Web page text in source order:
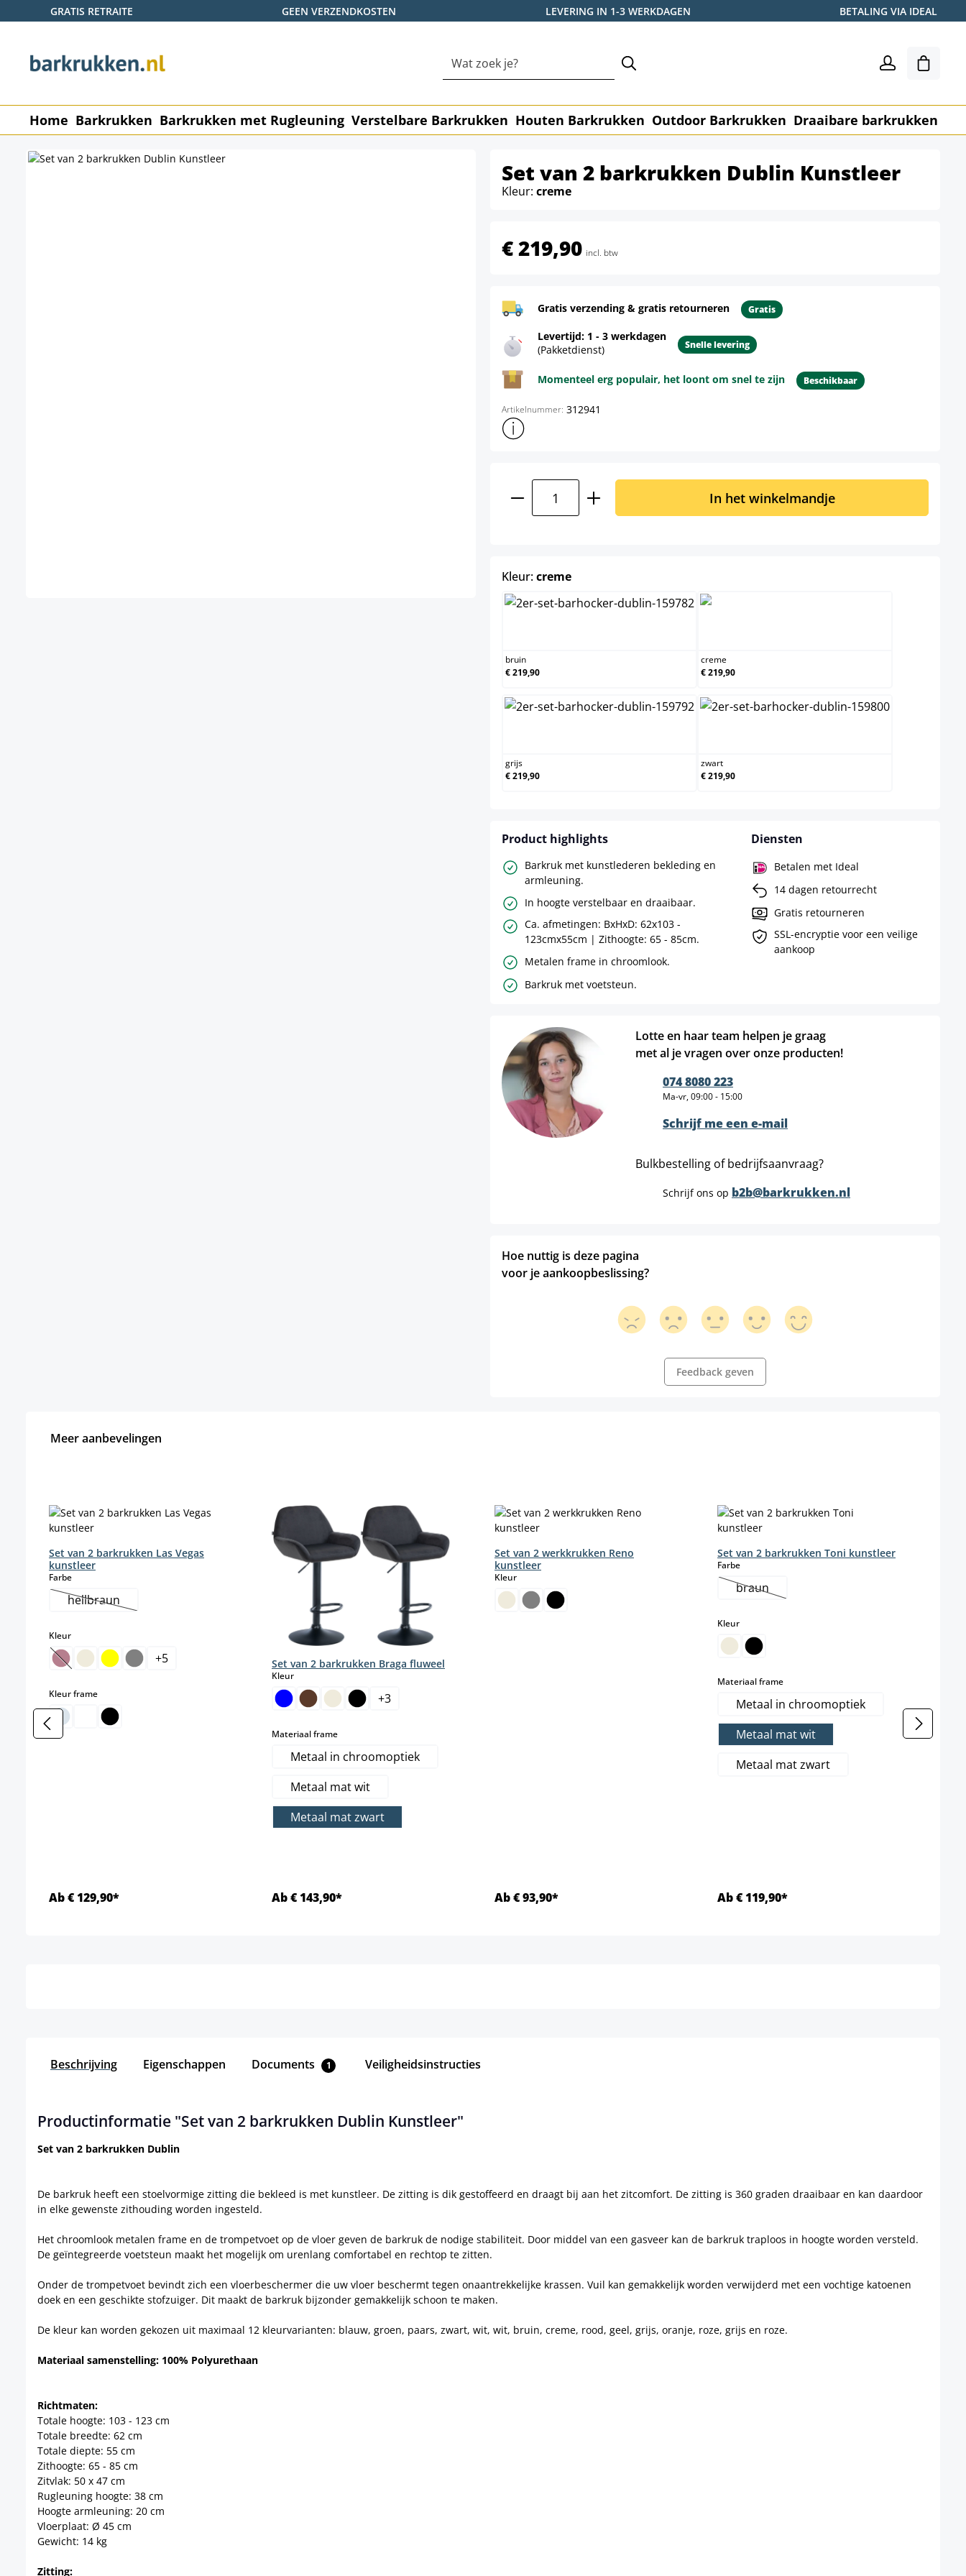
de hoofdinhoud
Ga naar de zoekopdracht
Ga naar de hoofdnavigatie
GRATIS RETRAITE GEEN VERZENDKOSTEN LEVERING IN 1-3 WERKDAGEN BETALING VIA IDEAL
Home Barkrukken Barkrukken met Rugleuning Verstelbare Barkrukken Houten Barkrukken Outdoor Barkrukken Draaibare barkrukken
Set van 2 barkrukken Dublin Kunstleer
Kleur: creme
€ 219,90 incl. btw
Gratis verzending & gratis retourneren Gratis
Levertijd: 1 - 3 werkdagen
(Pakketdienst)
Snelle levering
Momenteel erg populair, het loont om snel te zijn Beschikbaar
Artikelnummer: 312941
Toon meer productinformatie
Producthoeveelheid: Voer de gewenste hoeveelheid in
In het winkelmandje
Kleur:cremeselect
bruin
€ 219,90
creme
€ 219,90
grijs
€ 219,90
zwart
€ 219,90
Product highlights
Barkruk met kunstlederen bekleding en
armleuning.
In hoogte verstelbaar en draaibaar.
Ca. afmetingen: BxHxD: 62x103 -
123cmx55cm | Zithoogte: 65 - 85cm.
Metalen frame in chroomlook.
Barkruk met voetsteun.
Diensten
Betalen met Ideal
14 dagen retourrecht
Gratis retourneren
SSL-encryptie voor een veilige
aankoop
Lotte en haar team helpen je graag
met al je vragen over onze producten!
074 8080 223
Ma-vr, 09:00 - 15:00
Schrijf me een e-mail
Bulkbestelling of bedrijfsaanvraag?
Schrijf ons op b2b@barkrukken.nl
Hoe nuttig is deze pagina
voor je aankoopbeslissing?
Feedback geven
Meer aanbevelingen
Set van 2 barkrukken Las Vegas
kunstleer
Farbeselect
hellbraun(Deze optie is momenteel niet beschikbaar.)
Kleurselect
(Deze optie is momenteel niet beschikbaar.)
+5
Kleur frameselect
Ab € 129,90*
Set van 2 barkrukken Braga fluweel
Kleurselect
+3
Materiaal frameselect
Metaal in chroomoptiek
Metaal mat wit
Metaal mat zwart
Ab € 143,90*
Set van 2 werkkrukken Reno
kunstleer
Kleurselect
Ab € 93,90*
Set van 2 barkrukken Toni kunstleer
Farbeselect
braun(Deze optie is momenteel niet beschikbaar.)
Kleurselect
Materiaal frameselect
Metaal in chroomoptiek
Metaal mat wit
Metaal mat zwart
Ab € 119,90*
Beschrijving Eigenschappen Documents 1 Veiligheidsinstructies
Productinformatie "Set van 2 barkrukken Dublin Kunstleer"
Set van 2 barkrukken Dublin
De barkruk heeft een stoelvormige zitting die bekleed is met kunstleer. De zitting is dik gestoffeerd en draagt bij aan het zitcomfort. De zitting is 360 graden draaibaar en kan daardoor
in elke gewenste zithouding worden ingesteld.
Het chroomlook metalen frame en de trompetvoet op de vloer geven de barkruk de nodige stabiliteit. Door middel van een gasveer kan de barkruk traploos in hoogte worden versteld.
De geïntegreerde voetsteun maakt het mogelijk om urenlang comfortabel en rechtop te zitten.
Onder de trompetvoet bevindt zich een vloerbeschermer die uw vloer beschermt tegen onaantrekkelijke krassen. Vuil kan gemakkelijk worden verwijderd met een vochtige katoenen
doek en een geschikte stofzuiger. Dit maakt de barkruk bijzonder gemakkelijk schoon te maken.
De kleur kan worden gekozen uit maximaal 12 kleurvarianten: blauw, groen, paars, zwart, wit, wit, bruin, creme, rood, geel, grijs, oranje, roze, grijs en roze.
Materiaal samenstelling: 100% Polyurethaan
Richtmaten:
Totale hoogte: 103 - 123 cm
Totale breedte: 62 cm
Totale diepte: 55 cm
Zithoogte: 65 - 85 cm
Zitvlak: 50 x 47 cm
Rugleuning hoogte: 38 cm
Hoogte armleuning: 20 cm
Vloerplaat: Ø 45 cm
Gewicht: 14 kg
Zitting: